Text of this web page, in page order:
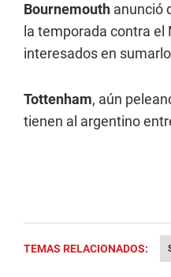
Bournemouth anunció
la temporada contra
interesados en
Tottenham, aún
tienen al argentino
TEMAS RELACIONADOS: